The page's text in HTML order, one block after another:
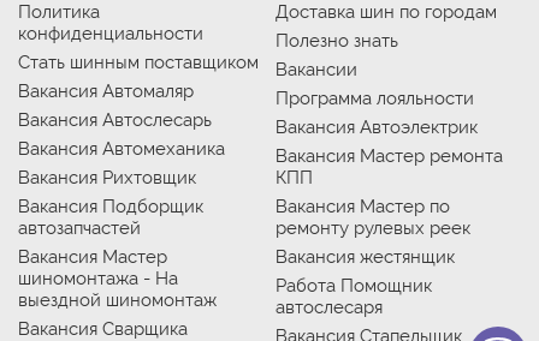
Политика
конфиденциальности
Стать шинным поставщиком
Вакансия Автомаляр
Вакансия Автослесарь
Вакансия Автомеханика
Вакансия Рихтовщик
Вакансия Подборщик
автозапчастей
Вакансия Мастер
шиномонтажа - На
выездной шиномонтаж
Вакансия Сварщика
Доставка шин по городам
Полезно знать
Вакансии
Программа лояльности
Вакансия Автоэлектрик
Вакансия Мастер ремонта
КПП
Вакансия Мастер по
ремонту рулевых реек
Вакансия жестянщик
Работа Помощник
автослесаря
Вакансия Стапельщик